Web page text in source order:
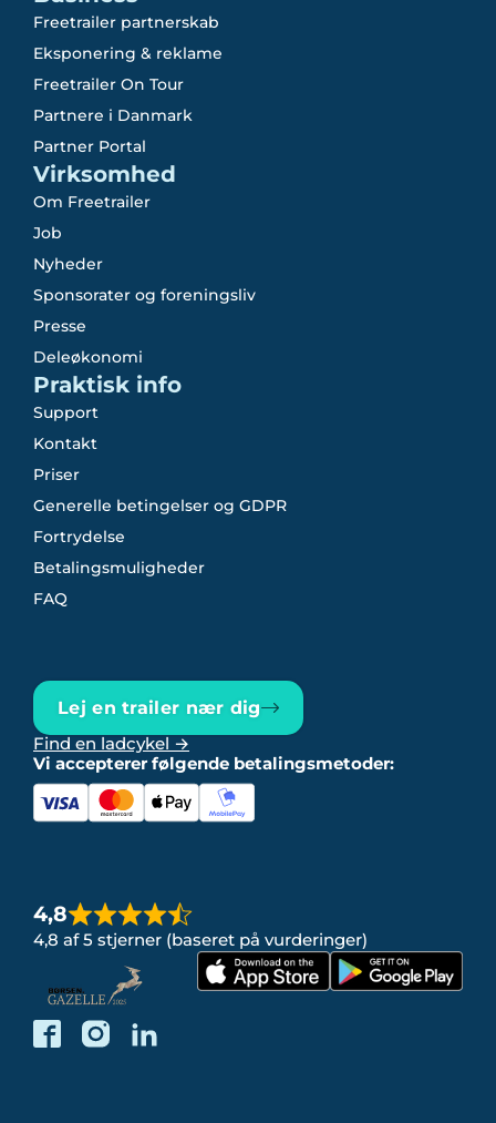
Freetrailer partnerskab
Eksponering & reklame
Freetrailer On Tour
Partnere i Danmark
Partner Portal
Virksomhed
Om Freetrailer
Job
Nyheder
Sponsorater og foreningsliv
Presse
Deleøkonomi
Praktisk info
Support
Kontakt
Priser
Generelle betingelser og GDPR
Fortrydelse
Betalingsmuligheder
FAQ
Lej en trailer nær dig
Find en ladcykel →
Vi accepterer følgende betalingsmetoder:
4,8
4,8 af 5 stjerner (baseret på vurderinger)